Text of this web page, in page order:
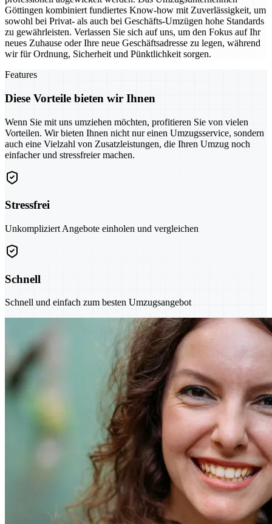
Göttingen kombiniert fundiertes Know-how mit Zuverlässigkeit, um
sowohl bei Privat- als auch bei Geschäfts-Umzügen hohe Standards
zu gewährleisten. Verlassen Sie sich auf uns, um den Fokus auf Ihr
neues Zuhause oder Ihre neue Geschäftsadresse zu legen, während
wir für Ordnung, Sicherheit und Pünktlichkeit sorgen.
Features
Diese Vorteile bieten wir Ihnen
Wenn Sie mit uns umziehen möchten, profitieren Sie von vielen
Vorteilen. Wir bieten Ihnen nicht nur einen Umzugsservice, sondern
auch eine Vielzahl von Zusatzleistungen, die Ihren Umzug noch
einfacher und stressfreier machen.
Stressfrei
Unkompliziert Angebote einholen und vergleichen
Schnell
Schnell und einfach zum besten Umzugsangebot